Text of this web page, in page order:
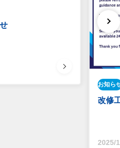
お知ら
改修
2025/